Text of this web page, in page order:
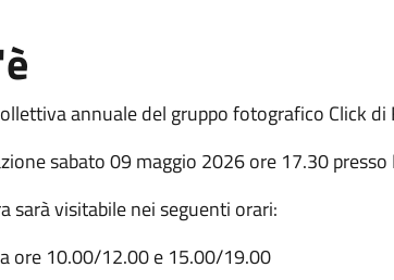
annuale del gruppo fotografico Click di
sabato 09 maggio 2026 ore 17.30 presso
sarà visitabile nei seguenti orari:
ore 10.00/12.00 e 15.00/19.00